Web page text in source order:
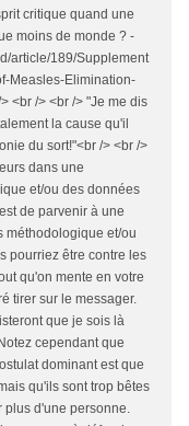
critique quand une
moins de monde ? -
article/189/Supplement
Measles-Elimination-
<br /> <br /> "Je me dis
la cause qu'il
du sort!"<br /> <br />
dans une
et/ou des données
de parvenir à une
méthodologique et/ou
pourriez être contre les
qu'on mente en votre
tirer sur le messager.
que je sois là
cependant que
dominant est que
qu'ils sont trop bêtes
plus d'une personne.